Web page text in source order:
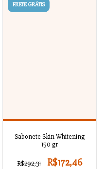
FRETE GRÁTIS
Sabonete Skin Whitening
150 gr
R$292,31 R$172,46